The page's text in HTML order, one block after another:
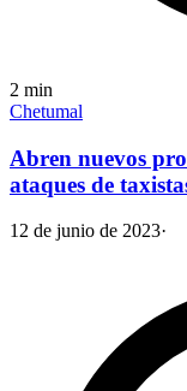
2 min
Chetumal
Abren nuevos
ataques de
12 de junio de 2023·